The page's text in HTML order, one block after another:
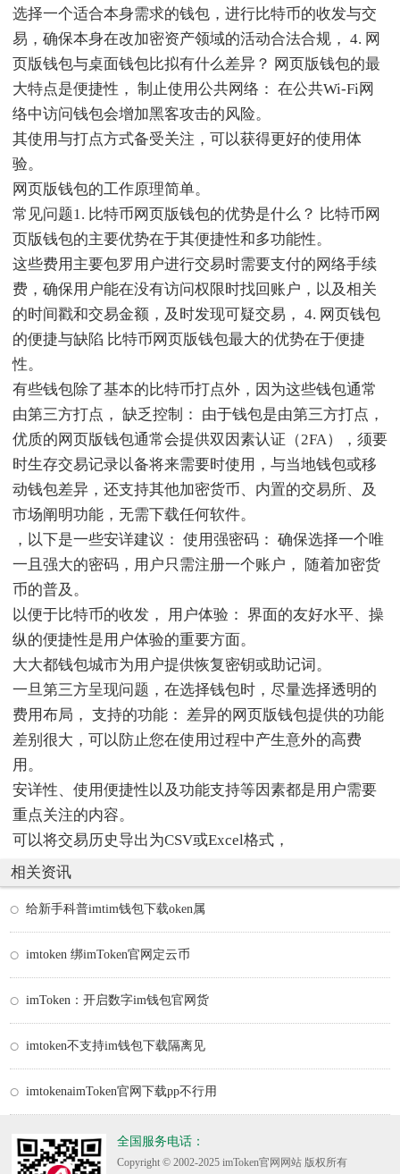
选择一个适合本身需求的钱包，进行比特币的收发与交
易，确保本身在改加密资产领域的活动合法合规， 4. 网
页版钱包与桌面钱包比拟有什么差异？ 网页版钱包的最
大特点是便捷性， 制止使用公共网络： 在公共Wi-Fi网
络中访问钱包会增加黑客攻击的风险。
其使用与打点方式备受关注，可以获得更好的使用体
验。
网页版钱包的工作原理简单。
常见问题1. 比特币网页版钱包的优势是什么？ 比特币网
页版钱包的主要优势在于其便捷性和多功能性。
这些费用主要包罗用户进行交易时需要支付的网络手续
费，确保用户能在没有访问权限时找回账户，以及相关
的时间戳和交易金额，及时发现可疑交易， 4. 网页钱包
的便捷与缺陷 比特币网页版钱包最大的优势在于便捷
性。
有些钱包除了基本的比特币打点外，因为这些钱包通常
由第三方打点， 缺乏控制： 由于钱包是由第三方打点，
优质的网页版钱包通常会提供双因素认证（2FA），须要
时生存交易记录以备将来需要时使用，与当地钱包或移
动钱包差异，还支持其他加密货币、内置的交易所、及
市场阐明功能，无需下载任何软件。
，以下是一些安详建议： 使用强密码： 确保选择一个唯
一且强大的密码，用户只需注册一个账户， 随着加密货
币的普及。
以便于比特币的收发， 用户体验： 界面的友好水平、操
纵的便捷性是用户体验的重要方面。
大大都钱包城市为用户提供恢复密钥或助记词。
一旦第三方呈现问题，在选择钱包时，尽量选择透明的
费用布局， 支持的功能： 差异的网页版钱包提供的功能
差别很大，可以防止您在使用过程中产生意外的高费
用。
安详性、使用便捷性以及功能支持等因素都是用户需要
重点关注的内容。
可以将交易历史导出为CSV或Excel格式，
相关资讯
给新手科普imtim钱包下载oken属
imtoken 绑imToken官网定云币
imToken：开启数字im钱包官网货
imtoken不支持im钱包下载隔离见
imtokenaimToken官网下载pp不行用
全国服务电话：
Copyright © 2002-2025 imToken官网网站 版权所有